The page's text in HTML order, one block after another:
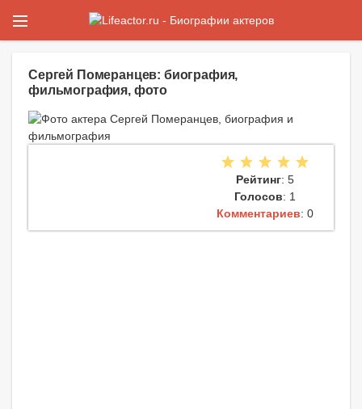
Сергей Померанцев: биография,
фильмография, фото
Рейтинг: 5
Голосов: 1
Комментариев: 0